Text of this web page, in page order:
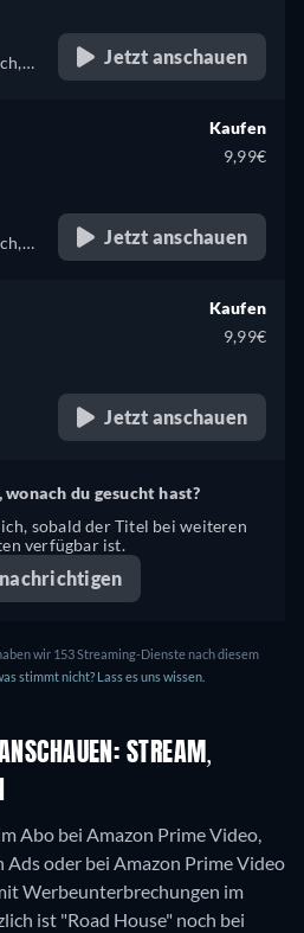
Jetzt anschauen
Kaufen
9,99€
Jetzt anschauen
Kaufen
9,99€
Jetzt anschauen
du gesucht hast?
sobald der Titel bei weiteren
verfügbar ist.
wir 153 Streaming-Dienste nach diesem
stimmt nicht? Lass es uns wissen.
STREAM,
Abo bei Amazon Prime Video,
oder bei Amazon Prime Video
Werbeunterbrechungen im
ist "Road House" noch bei